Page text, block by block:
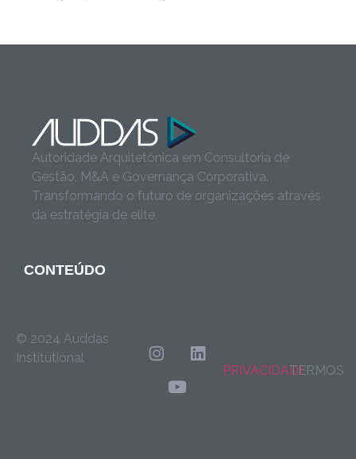
Autoridade Arquitetônica em Consultoria de
Gestão, M&A e Governança Corporativa.
Transformando o futuro de organizações através
da estratégia de elite.
CONTEÚDO
© 2024 Auddas
Institutional
PRIVACIDADETERMOS